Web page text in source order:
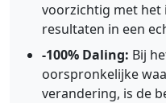
voorzichtig met
resultaten in een
-100% Daling: Bij
oorspronkelijke
verandering, is de